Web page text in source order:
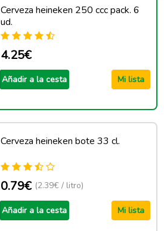
Cerveza heineken 250 ccc pack. 6
ud.
4.25€
Añadir a la cesta Mi lista
Cerveza heineken bote 33 cl.
0.79€ (2.39€ / litro)
Añadir a la cesta Mi lista